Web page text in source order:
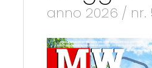
anno 2026 / nr.